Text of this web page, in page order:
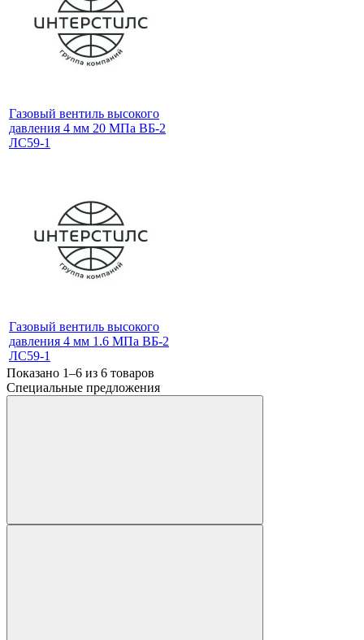
Газовый вентиль высокого
давления 4 мм 20 МПа ВБ-2
ЛС59-1
Газовый вентиль высокого
давления 4 мм 1.6 МПа ВБ-2
ЛС59-1
Показано 1–6 из 6 товаров
Специальные предложения